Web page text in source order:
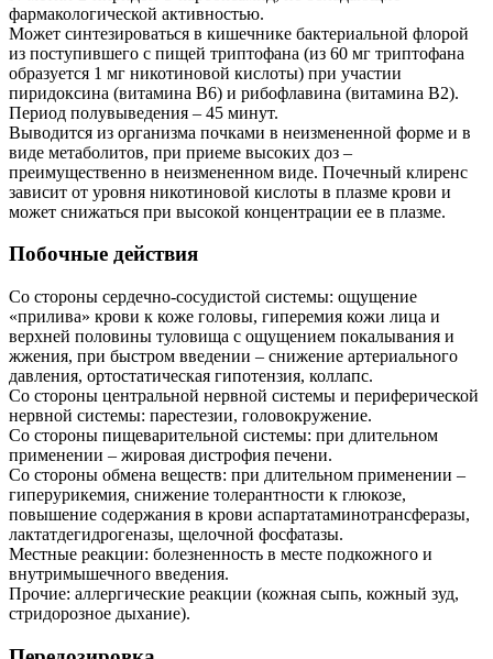
фармакологической активностью.
Может синтезироваться в кишечнике бактериальной флорой
из поступившего с пищей триптофана (из 60 мг триптофана
образуется 1 мг никотиновой кислоты) при участии
пиридоксина (витамина В6) и рибофлавина (витамина В2).
Период полувыведения – 45 минут.
Выводится из организма почками в неизмененной форме и в
виде метаболитов, при приеме высоких доз –
преимущественно в неизмененном виде. Почечный клиренс
зависит от уровня никотиновой кислоты в плазме крови и
может снижаться при высокой концентрации ее в плазме.
Побочные действия
Со стороны сердечно-сосудистой системы: ощущение
«прилива» крови к коже головы, гиперемия кожи лица и
верхней половины туловища с ощущением покалывания и
жжения, при быстром введении – снижение артериального
давления, ортостатическая гипотензия, коллапс.
Со стороны центральной нервной системы и периферической
нервной системы: парестезии, головокружение.
Со стороны пищеварительной системы: при длительном
применении – жировая дистрофия печени.
Со стороны обмена веществ: при длительном применении –
гиперурикемия, снижение толерантности к глюкозе,
повышение содержания в крови аспартатаминотрансферазы,
лактатдегидрогеназы, щелочной фосфатазы.
Местные реакции: болезненность в месте подкожного и
внутримышечного введения.
Прочие: аллергические реакции (кожная сыпь, кожный зуд,
стридорозное дыхание).